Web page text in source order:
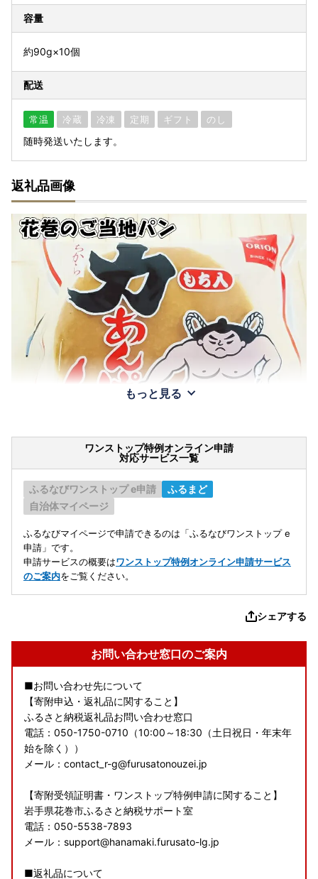
容量
約90g×10個
配送
常温 冷蔵 冷凍 定期 ギフト のし
随時発送いたします。
返礼品画像
もっと見る
ワンストップ特例オンライン申請
対応サービス一覧
ふるなびワンストップ e申請
ふるまど
自治体マイページ
ふるなびマイページで申請できるのは「ふるなびワンストップ e
申請」です。
申請サービスの概要はワンストップ特例オンライン申請サービス
のご案内をご覧ください。
シェアする
お問い合わせ窓口のご案内
■お問い合わせ先について
【寄附申込・返礼品に関すること】
ふるさと納税返礼品お問い合わせ窓口
電話：050-1750-0710（10:00～18:30（土日祝日・年末年
始を除く））
メール：contact_r-g@furusatonouzei.jp
【寄附受領証明書・ワンストップ特例申請に関すること】
岩手県花巻市ふるさと納税サポート室
電話：050-5538-7893
メール：support@hanamaki.furusato-lg.jp
■返礼品について